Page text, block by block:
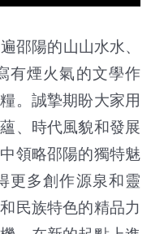
邵陽的山山水水、
有煙火氣的文學作
。誠摯期盼大家用
、時代風貌和發展
領略邵陽的獨特魅
更多創作源泉和靈
民族特色的精品力